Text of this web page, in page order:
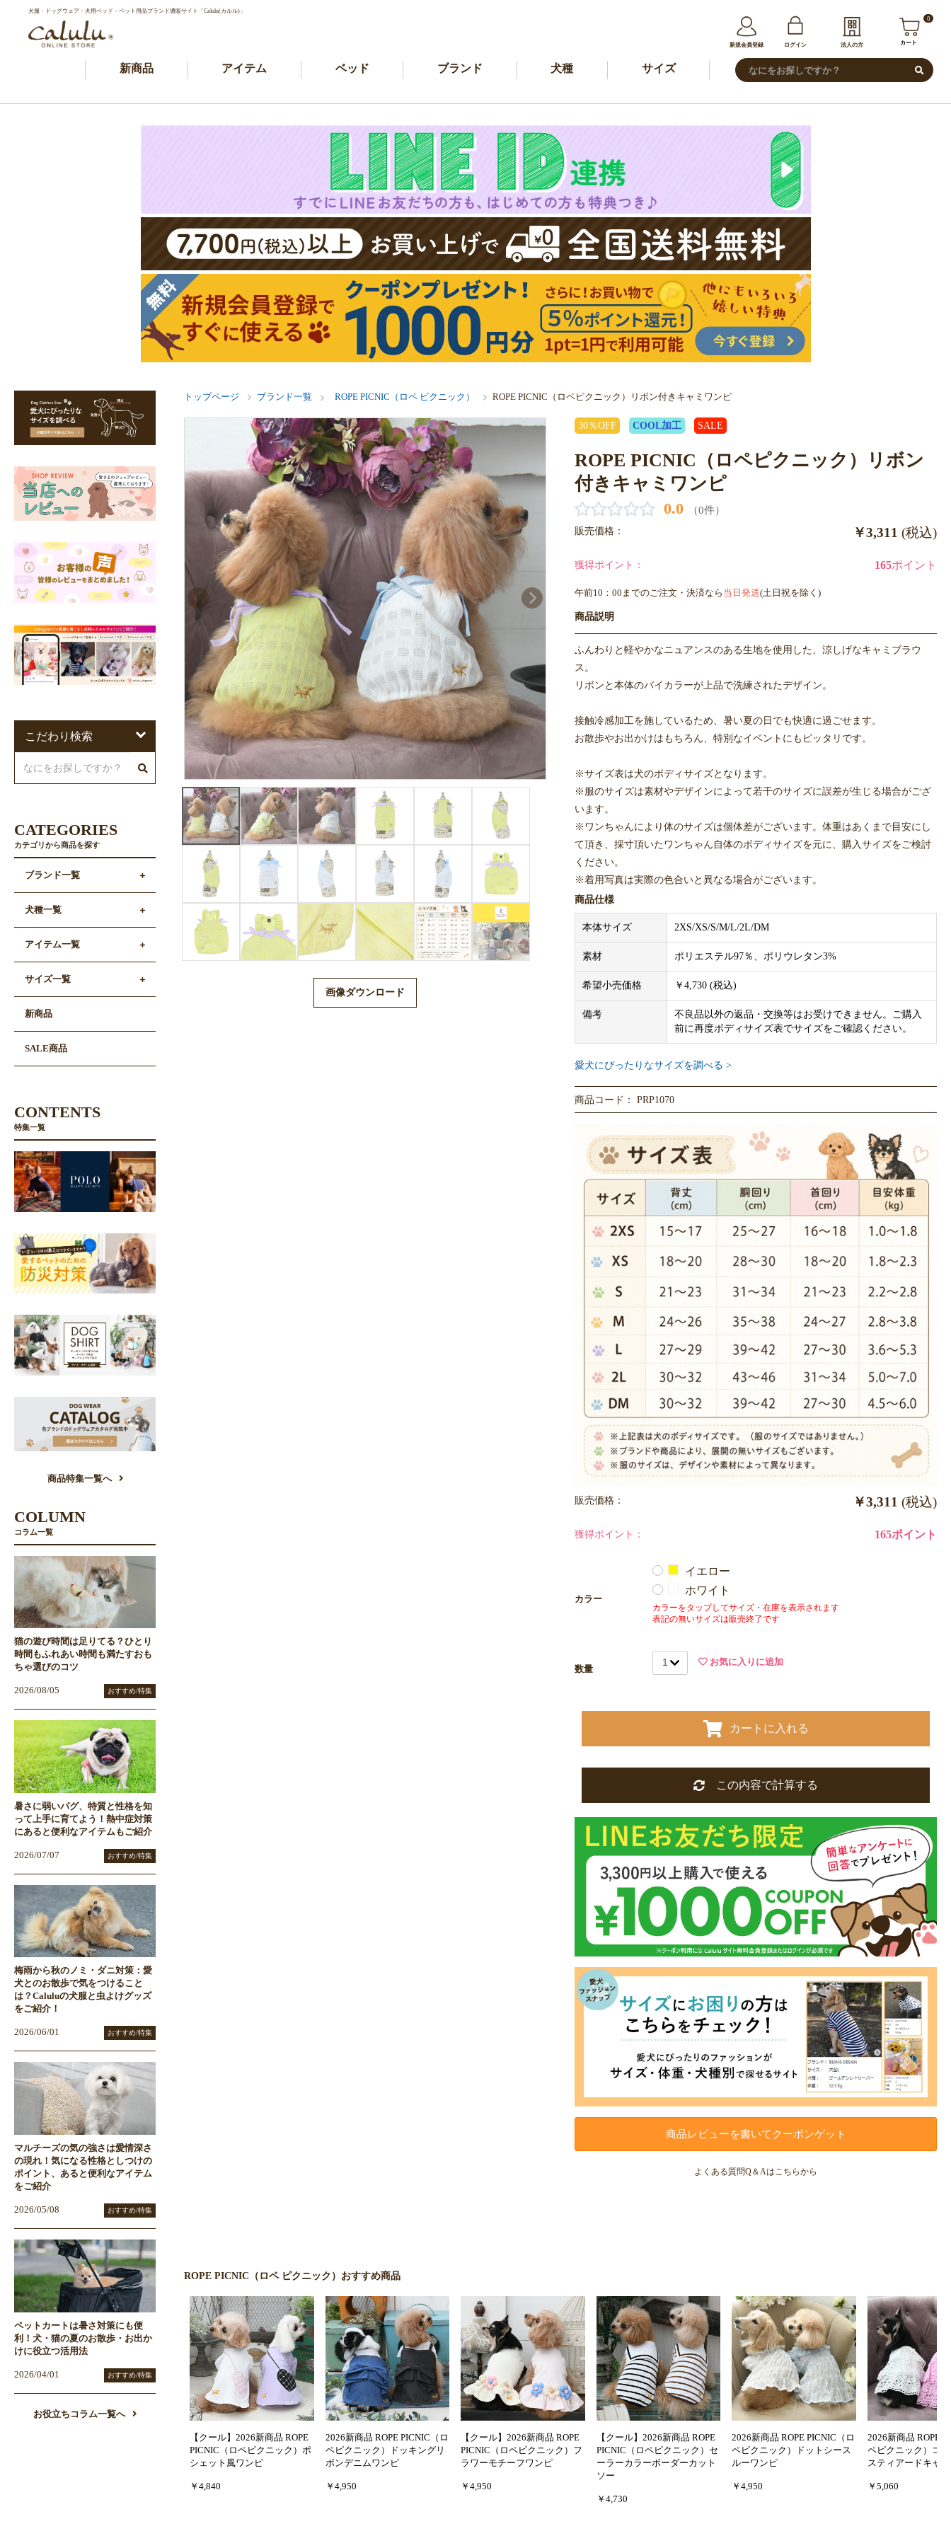
犬服・ドッグウェア・犬用ベッド・ペット用品ブランド通販サイト「Calulu(カルル)」
新規会員登録 ログイン 法人の方
0
カート
新商品 アイテム ベッド ブランド 犬種 サイズ
トップページ ブランド一覧 ROPE PICNIC（ロペ ピクニック） ROPE PICNIC（ロペピクニック）リボン付きキャミワンピ
画像ダウンロード
30％OFF COOL加工 SALE
ROPE PICNIC（ロペピクニック）リボン
付きキャミワンピ
0.0 （0件）
販売価格： ￥3,311 (税込)
獲得ポイント： 165ポイント
午前10：00までのご注文・決済なら 当日発送(土日祝を除く)
商品説明
ふんわりと軽やかなニュアンスのある生地を使用した、涼しげなキャミブラウ
ス。
リボンと本体のバイカラーが上品で洗練されたデザイン。
接触冷感加工を施しているため、暑い夏の日でも快適に過ごせます。
お散歩やお出かけはもちろん、特別なイベントにもピッタリです。
※サイズ表は犬のボディサイズとなります。
※服のサイズは素材やデザインによって若干のサイズに誤差が生じる場合がござ
います。
※ワンちゃんにより体のサイズは個体差がございます。体重はあくまで目安にし
て頂き、採寸頂いたワンちゃん自体のボディサイズを元に、購入サイズをご検討
ください。
※着用写真は実際の色合いと異なる場合がございます。
商品仕様
本体サイズ 2XS/XS/S/M/L/2L/DM
素材 ポリエステル97％、ポリウレタン3%
希望小売価格 ￥4,730 (税込)
備考
不良品以外の返品・交換等はお受けできません。ご購入
前に再度ボディサイズ表でサイズをご確認ください。
愛犬にぴったりなサイズを調べる >
商品コード： PRP1070
販売価格： ￥3,311 (税込)
獲得ポイント： 165ポイント
カラー
イエロー
ホワイト
カラーをタップしてサイズ・在庫を表示されます
表記の無いサイズは販売終了です
数量
お気に入りに追加
カートに入れる
カートへ進む
この内容で計算する
商品レビューを書いてクーポンゲット
よくある質問Q＆Aはこちらから
ROPE PICNIC（ロペ ピクニック）おすすめ商品
【クール】2026新商品 ROPE
PICNIC（ロペピクニック）ポ
シェット風ワンピ
￥4,840
2026新商品 ROPE PICNIC（ロ
ペピクニック）ドッキングリ
ボンデニムワンピ
￥4,950
【クール】2026新商品 ROPE
PICNIC（ロペピクニック）フ
ラワーモチーフワンピ
￥4,950
【クール】2026新商品 ROPE
PICNIC（ロペピクニック）セ
ーラーカラーボーダーカット
ソー
￥4,730
2026新商品 ROPE PICNIC（ロ
ペピクニック）ドットシース
ルーワンピ
￥4,950
2026新商品 ROPE
ペピクニック）コ
スティアードキャ
￥5,060
こだわり検索
CATEGORIES
カテゴリから商品を探す
ブランド一覧
犬種一覧
アイテム一覧
サイズ一覧
新商品
SALE商品
CONTENTS
特集一覧
商品特集一覧へ
COLUMN
コラム一覧
猫の遊び時間は足りてる？ひとり
時間もふれあい時間も満たすおも
ちゃ選びのコツ
2026/08/05 おすすめ/特集
暑さに弱いパグ、特質と性格を知
って上手に育てよう！熱中症対策
にあると便利なアイテムもご紹介
2026/07/07 おすすめ/特集
梅雨から秋のノミ・ダニ対策：愛
犬とのお散歩で気をつけること
は？Caluluの犬服と虫よけグッズ
をご紹介！
2026/06/01 おすすめ/特集
マルチーズの気の強さは愛情深さ
の現れ！気になる性格としつけの
ポイント、あると便利なアイテム
をご紹介
2026/05/08 おすすめ/特集
ペットカートは暑さ対策にも便
利！犬・猫の夏のお散歩・お出か
けに役立つ活用法
2026/04/01 おすすめ/特集
お役立ちコラム一覧へ